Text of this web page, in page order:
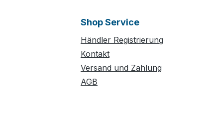
Shop Service
Händler Registrierung
Kontakt
Versand und Zahlung
AGB